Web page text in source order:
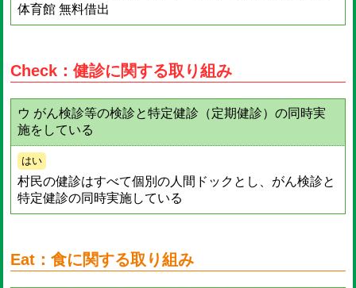
体育館 無料借出
Check：健診に関する取り組み
ウ がん検診等の検診と特定健診（定期健診）の同時実
施をしている
はい
村民の健診はすべて個別の人間ドックとし、がん検診と
特定健診の同時実施している
Eat：食に関する取り組み